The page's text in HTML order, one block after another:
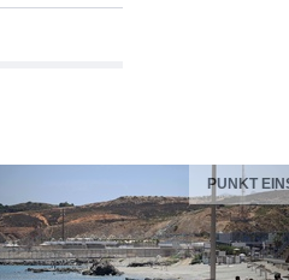
PUNKT